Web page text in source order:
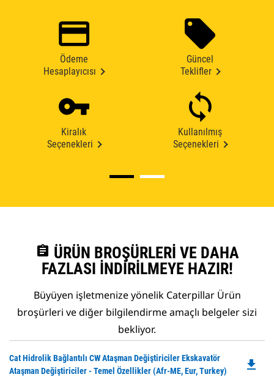
Ödeme
Hesaplayıcısı
Güncel
Teklifler
Kiralık
Seçenekleri
Kullanılmış
Seçenekleri
assignment ÜRÜN BROŞÜRLERI VE DAHA
FAZLASI İNDIRILMEYE HAZIR!
Büyüyen işletmenize yönelik Caterpillar Ürün
broşürleri ve diğer bilgilendirme amaçlı belgeler sizi
bekliyor.
Cat Hidrolik Bağlantılı CW Ataşman Değiştiriciler Ekskavatör
Ataşman Değiştiriciler - Temel Özellikler (Afr-ME, Eur, Turkey)
file_download